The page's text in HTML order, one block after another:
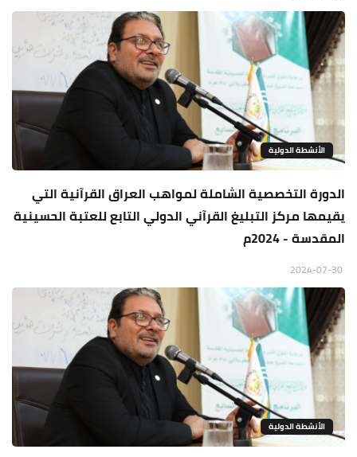
الأنشطة الدولية
الدورة التخصصية الشاملة لمواهب العراق القرآنية التي
يقيمها مركز التبليغ القرآني الدولي التابع للعتبة الحسينية
المقدسة - 2024م
الأنشطة الدولية